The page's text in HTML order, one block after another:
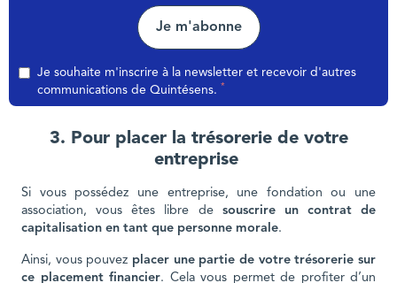
Je m'abonne
Je souhaite m'inscrire à la newsletter et recevoir d'autres
communications de Quintésens. *
3. Pour placer la trésorerie de votre
entreprise
Si vous possédez une entreprise, une fondation ou une
association, vous êtes libre de souscrire un contrat de
capitalisation en tant que personne morale.
Ainsi, vous pouvez placer une partie de votre trésorerie sur
ce placement financier. Cela vous permet de profiter d’un